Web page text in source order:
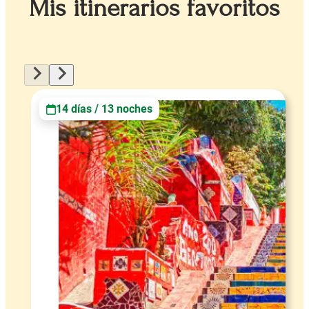
Mis itinerarios favoritos
14 días / 13 noches